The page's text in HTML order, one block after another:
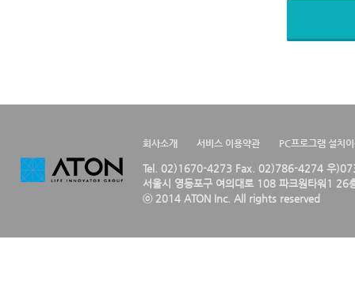
회사소개 서비스 이용약관 PC프로그램 설치
Tel. 02)1670-4273 Fax. 02)786-4274 우
서울시 영등포구 여의대로 108 파크원타워1 26
ⓒ 2014 ATON Inc. All rights reserved